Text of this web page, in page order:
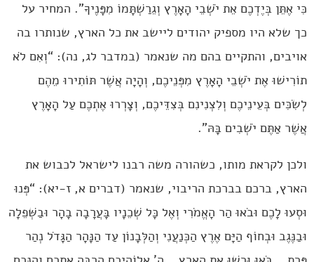
כִּי אֶתֵּן בְּיֶדְכֶם אֵת יֹשְׁבֵי הָאָרֶץ וְגֵרַשְׁתָּמוֹ מִפָּנֶיךָ”. המחיר על
כך שלא היו מספיק יהודים ליישב את כל הארץ, שנותרו בה
אויבים, והתקיים בהם מה שנאמר (במדבר לג, נה): “וְאִם לֹא
תוֹרִישׁוּ אֶת יֹשְׁבֵי הָאָרֶץ מִפְּנֵיכֶם, וְהָיָה אֲשֶׁר תּוֹתִירוּ מֵהֶם
לְשִׂכִּים בְּעֵינֵיכֶם וְלִצְנִינִם בְּצִדֵּיכֶם, וְצָרְרוּ אֶתְכֶם עַל הָאָרֶץ
אֲשֶׁר אַתֶּם יֹשְׁבִים בָּהּ”.
ולכן לקראת מותו, כשהורה משה רבנו לישראל לכבוש את
הארץ, ברכם בברכת הריבוי, שנאמר (דברים א, ז-יא): “פְּנוּ
וּסְעוּ לָכֶם וּבֹאוּ הַר הָאֱמֹרִי וְאֶל כָּל שְׁכֵנָיו בָּעֲרָבָה בָהָר וּבַשְּׁפֵלָה
וּבַנֶּגֶב וּבְחוֹף הַיָּם אֶרֶץ הַכְּנַעֲנִי וְהַלְּבָנוֹן עַד הַנָּהָר הַגָּדֹל נְהַר